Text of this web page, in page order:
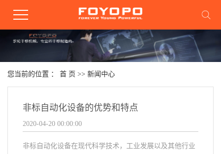
您当前的位置 ： 首 页 >> 新闻中心
非标自动化设备的优势和特点
2020-04-20 00:00:00
非标自动化设备在现代科学技术，工业发展以及其他行业